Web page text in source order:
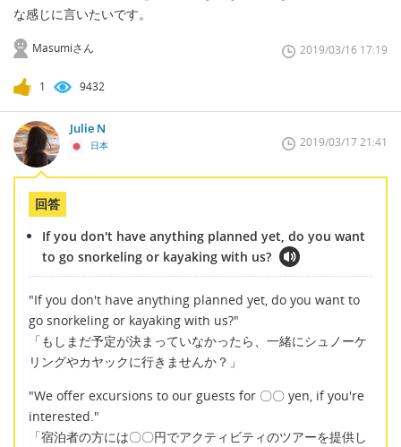
な感じに言いたいです。
Masumiさん 2019/03/16 17:19
1 9432
Julie N
日本 2019/03/17 21:41
回答
If you don't have anything planned yet, do you want
to go snorkeling or kayaking with us?
"If you don't have anything planned yet, do you want to
go snorkeling or kayaking with us?"
「もしまだ予定が決まっていなかったら、一緒にシュノーケ
リングやカヤックに行きませんか？」
"We offer excursions to our guests for 〇〇 yen, if you're
interested."
「宿泊者の方には〇〇円でアクティビティのツアーを提供し